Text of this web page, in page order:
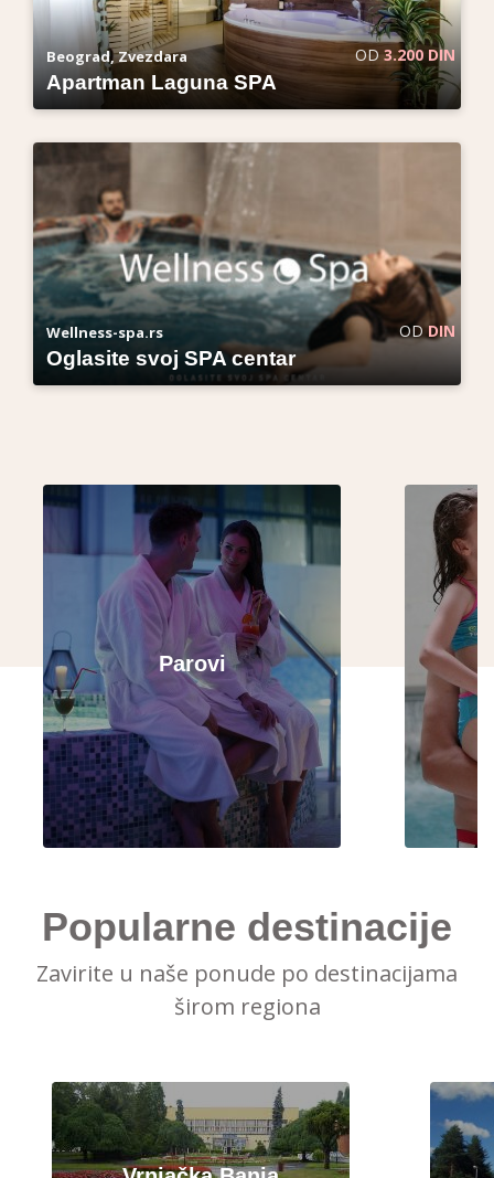
Beograd, Zvezdara
Apartman Laguna SPA
OD3.200 DIN
Wellness-spa.rs
Oglasite svoj SPA centar
ODDIN
Parovi
Popularne destinacije
Zavirite u naše ponude po destinacijama
širom regiona